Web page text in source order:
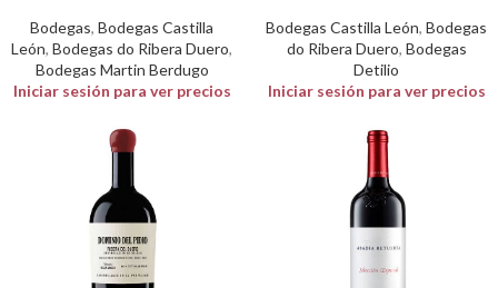
Bodegas, Bodegas Castilla
León, Bodegas do Ribera Duero,
Bodegas Martin Berdugo
Iniciar sesión para ver precios
Bodegas Castilla León, Bodegas
do Ribera Duero, Bodegas
Detilio
Iniciar sesión para ver precios